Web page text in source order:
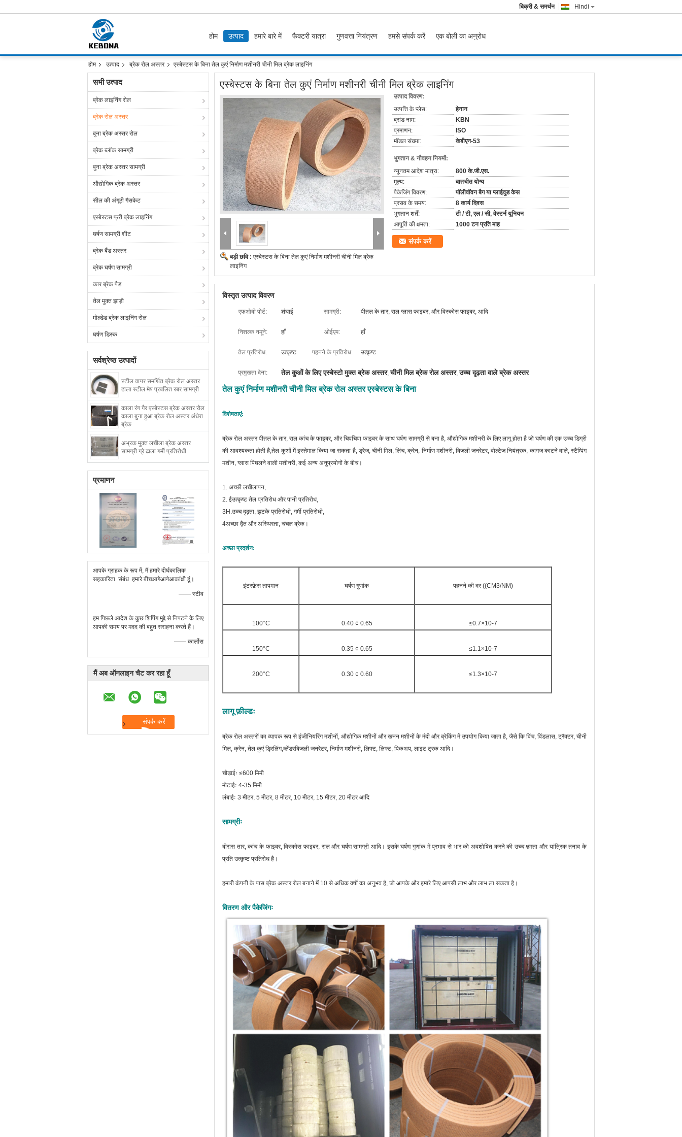
Hindi
बिक्री & समर्थन
होम उत्पाद हमारे बारे में फैक्टरी यात्रा गुणवत्ता नियंत्रण हमसे संपर्क करें एक बोली का अनुरोध
होम उत्पाद ब्रेक रोल अस्तर एस्बेस्टस के बिना तेल कुएं निर्माण मशीनरी चीनी मिल ब्रेक लाइनिंग
सभी उत्पाद
ब्रेक लाइनिंग रोल
ब्रेक रोल अस्तर
बुना ब्रेक अस्तर रोल
ब्रेक ब्लॉक सामग्री
बुना ब्रेक अस्तर सामग्री
औद्योगिक ब्रेक अस्तर
सील की अंगूठी गैसकेट
एस्बेस्टस फ्री ब्रेक लाइनिंग
घर्षण सामग्री शीट
ब्रेक बैंड अस्तर
ब्रेक घर्षण सामग्री
कार ब्रेक पैड
तेल मुक्त झाड़ी
मोल्डेड ब्रेक लाइनिंग रोल
घर्षण डिस्क
सर्वश्रेष्ठ उत्पादों
स्टील वायर समर्थित ब्रेक रोल अस्तर
ढाला स्टील मेष प्रबलित रबर सामग्री
काला रंग गैर एस्बेस्टस ब्रेक अस्तर रोल
काला बुना हुआ ब्रेक रोल अस्तर अंधेरा
ब्रेक
अभ्रक मुक्त लचीला ब्रेक अस्तर
सामग्री ग्रे ढाला गर्मी प्रतिरोधी
प्रमाणन
आपके ग्राहक के रूप में, मैं हमारे दीर्घकालिक
सहकारिता संबंध हमारे बीचआगेआगेआकांक्षी हूं।
—— स्टीव
हम पिछले आदेश के कुछ शिपिंग मुद्दे से निपटने के लिए
आपकी समय पर मदद की बहुत सराहना करते हैं।
—— कार्लोस
मैं अब ऑनलाइन चैट कर रहा हूँ
एस्बेस्टस के बिना तेल कुएं निर्माण मशीनरी चीनी मिल ब्रेक लाइनिंग
बड़ी छवि : एस्बेस्टस के बिना तेल कुएं निर्माण मशीनरी चीनी मिल ब्रेक
लाइनिंग
उत्पाद विवरण:
उत्पत्ति के प्लेस:
हेनान
ब्रांड नाम:
KBN
प्रमाणन:
ISO
मॉडल संख्या:
केबीएन-53
भुगतान & नौवहन नियमों:
न्यूनतम आदेश मात्रा:
800 के.जी.एस.
मूल्य:
बातचीत योग्य
पैकेजिंग विवरण:
पॉलीवॉवन बैग या प्लाईवुड केस
प्रसव के समय:
8 कार्य दिवस
भुगतान शर्तें:
टी / टी, एल / सी, वेस्टर्न यूनियन
आपूर्ति की क्षमता:
1000 टन प्रति माह
संपर्क करें
विस्तृत उत्पाद विवरण
एफओबी पोर्ट: शंघाई सामग्री: पीतल के तार, राल ग्लास फाइबर, और विस्कोस फाइबर, आदि
निशल्क नमूने: हाँ ओईएम: हाँ
तेल प्रतिरोध: उत्कृष्ट पहनने के प्रतिरोध: उत्कृष्ट
प्रमुखता देना: तेल कुओं के लिए एस्बेस्टो मुक्त ब्रेक अस्तर,चीनी मिल ब्रेक रोल अस्तर,उच्च दृढ़ता वाले ब्रेक अस्तर
तेल कुएं निर्माण मशीनरी चीनी मिल ब्रेक रोल अस्तर एस्बेस्टस के बिना
विशेषताएं:
ब्रेक रोल अस्तर पीतल के तार, राल कांच के फाइबर, और चिपचिपा फाइबर के साथ घर्षण सामग्री से बना है, औद्योगिक मशीनरी के लिए लागू होता है जो घर्षण की एक उच्च डिग्री
की आवश्यकता होती है,तेल कुओं में इस्तेमाल किया जा सकता है, ड्रेज, चीनी मिल, लिंच, क्रेन, निर्माण मशीनरी, बिजली जनरेटर, वोल्टेज नियंत्रक, कागज काटने वाले, स्टैम्पिंग
मशीन, ग्लास पिघलने वाली मशीनरी, कई अन्य अनुप्रयोगों के बीच।
1. अच्छी लचीलापन,
2. ईउत्कृष्ट तेल प्रतिरोध और पानी प्रतिरोध,
3H.उच्च दृढ़ता, झटके प्रतिरोधी, गर्मी प्रतिरोधी,
4अच्छा द्वैत और अस्थिरता, चंचल ब्रेक।
अच्छा प्रदर्शन:
इंटरफ़ेस तापमान घर्षण गुणांक पहनने की दर ((CM3/NM)
100°C 0.40 ¢ 0.65 ≤0.7×10-7
150°C 0.35 ¢ 0.65 ≤1.1×10-7
200°C 0.30 ¢ 0.60 ≤1.3×10-7
लागू फ़ील्डः
ब्रेक रोल अस्तरों का व्यापक रूप से इंजीनियरिंग मशीनों, औद्योगिक मशीनों और खनन मशीनों के मंदी और ब्रेकिंग में उपयोग किया जाता है, जैसे कि विंच, विंडलास, ट्रैक्टर, चीनी
मिल, क्रेन, तेल कुएं ड्रिलिंग,ब्लेंडरबिजली जनरेटर, निर्माण मशीनरी, लिफ्ट, लिफ्ट, पिकअप, लाइट ट्रक आदि।
चौड़ाईः ≤600 मिमी
मोटाईः 4-35 मिमी
लंबाईः 3 मीटर, 5 मीटर, 8 मीटर, 10 मीटर, 15 मीटर, 20 मीटर आदि
सामग्रीः
बीरास तार, कांच के फाइबर, विस्कोस फाइबर, राल और घर्षण सामग्री आदि। इसके घर्षण गुणांक में प्रभाव से भार को अवशोषित करने की उच्च क्षमता और यांत्रिक तनाव के
प्रति उत्कृष्ट प्रतिरोध है।
हमारी कंपनी के पास ब्रेक अस्तर रोल बनाने में 10 से अधिक वर्षों का अनुभव है, जो आपके और हमारे लिए आपसी लाभ और लाभ ला सकता है।
वितरण और पैकेजिंगः